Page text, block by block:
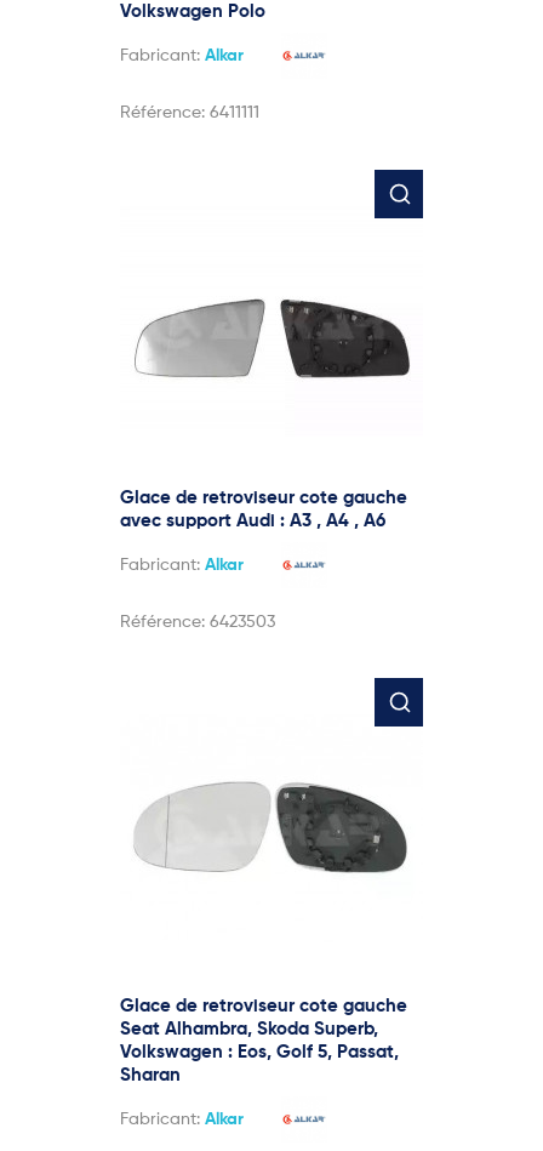
Volkswagen Polo
Fabricant: Alkar
Référence: 6411111
Glace de retroviseur cote gauche
avec support Audi : A3 , A4 , A6
Fabricant: Alkar
Référence: 6423503
Glace de retroviseur cote gauche
Seat Alhambra, Skoda Superb,
Volkswagen : Eos, Golf 5, Passat,
Sharan
Fabricant: Alkar